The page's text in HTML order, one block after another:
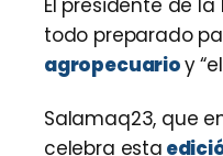
El presidente de
todo preparado
agropecuarioy
Salamaq23, que
celebra esta